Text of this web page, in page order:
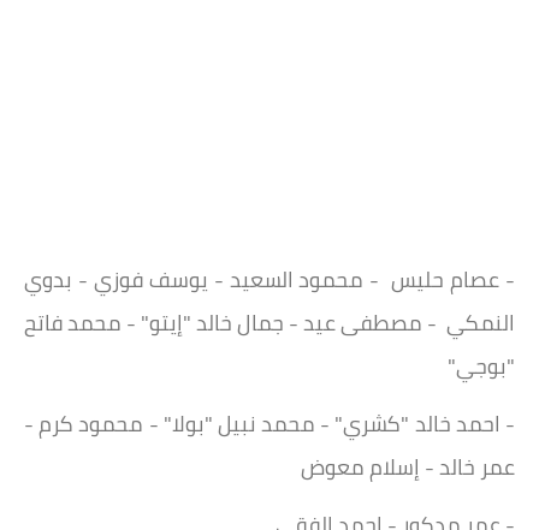
- عصام حليس - محمود السعيد - يوسف فوزي - بدوي
النمكي - مصطفى عيد - جمال خالد "إيتو" - محمد فاتح
"بوجي"
- احمد خالد "كشري" - محمد نبيل "بولا" - محمود كرم -
عمر خالد - إسلام معوض